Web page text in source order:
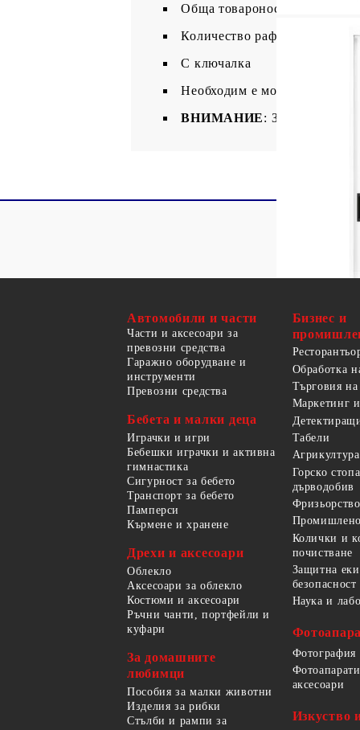
Обща товароносимост: 150
Количество рафтове: 4
С ключалка
Необходим е монтаж
ВНИМАНИЕ: За да се
Автомобили и части
Части и аксесоари за
превозни средства
Гаражно оборудване и
инструменти
Превозни средства
Бебета и малки деца
Играчки и игри
Бебешки играчки и активна
гимнастика
Сигурност за бебето
Транспорт за бебето
Памперси
Кърмене и хранене
Дрехи и аксесоари
Облекло
Аксесоари за облекло
Костюми и аксесоари
Ръчни чанти, портфейли и
куфари
За домашните
любимци
Пособия за малки животни
Изделия за рибки
Стълби и рампи за
Бизнес и
Обработка
Търговия
Маркетинг
Табели
Агрикултура
Горско
дърводобив
Колички и
почистване
Защитна
Наука и
Фотография
аксесоари
Изкуство